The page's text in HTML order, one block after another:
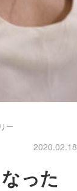
ー
2020.02.18
った